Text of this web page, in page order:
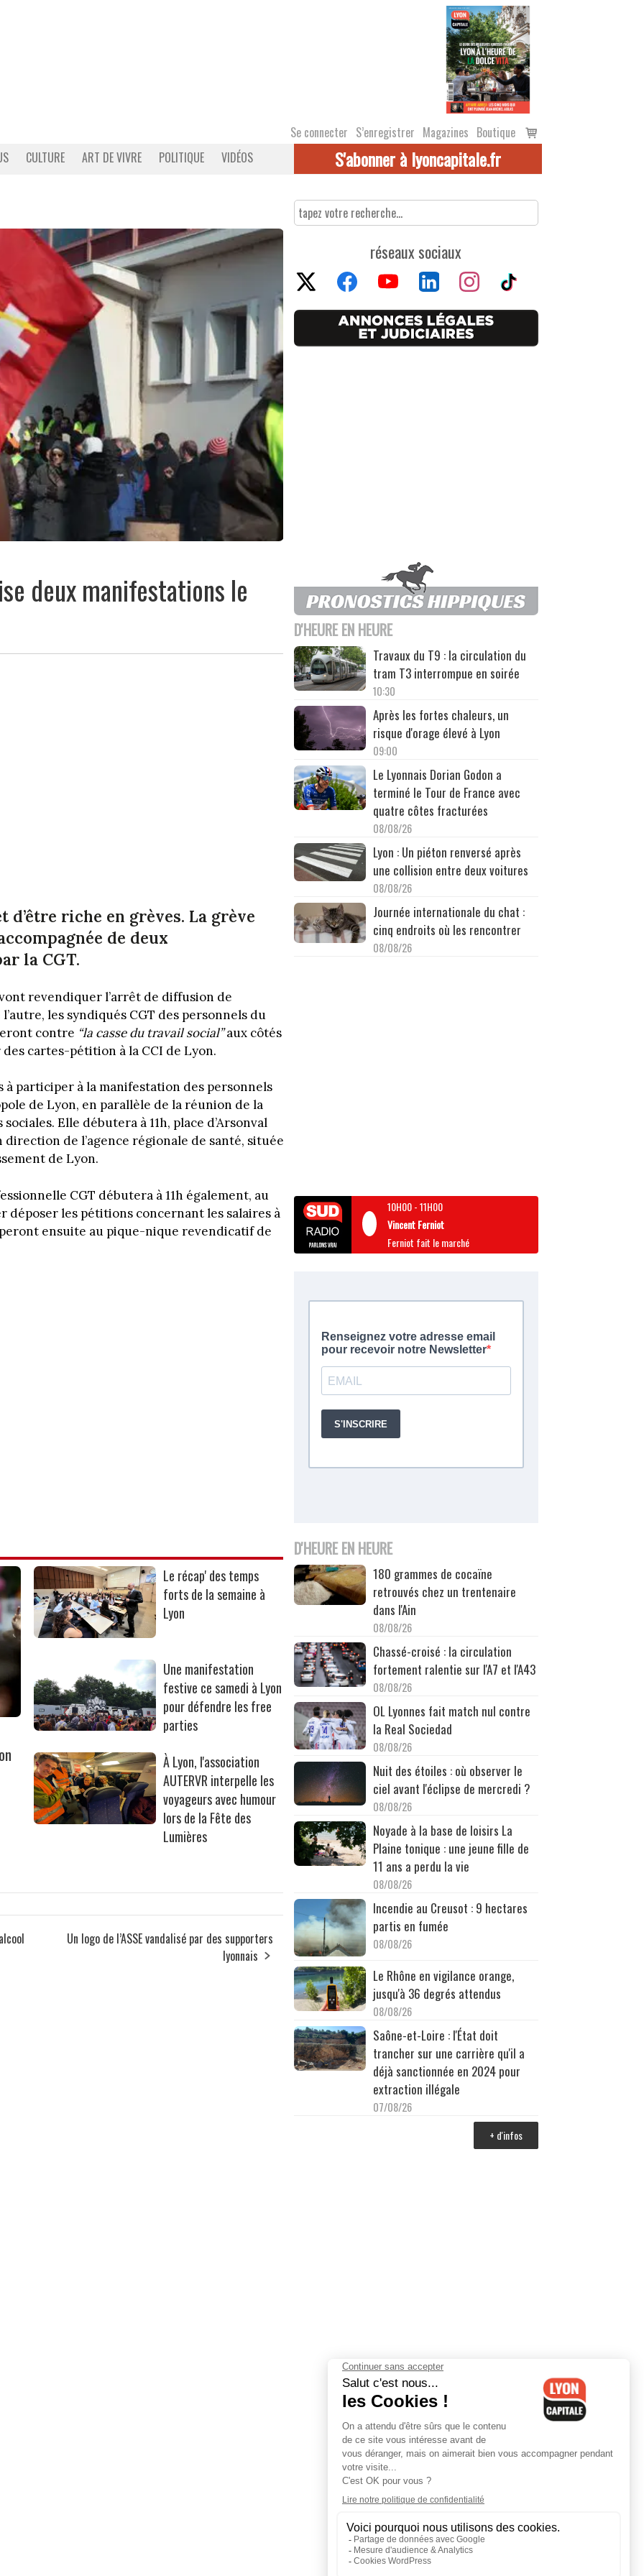
Se connecter S’enregistrer Magazines Boutique
Voir
le
CULTURE ART DE VIVRE POLITIQUE VIDÉOS S'abonner à lyoncapitale.fr
deux manifestations le
riche en grèves. La grève
de deux
la CGT.
revendiquer l’arrêt de diffusion de
les syndiqués CGT des personnels du
contre “la casse du travail social”aux côtés
cartes-pétition à la CCI de Lyon.
à participer à la manifestation des personnels
de Lyon, en parallèle de la réunion de la
Elle débutera à 11h, place d’Arsonval
de l’agence régionale de santé, située
de Lyon.
CGT débutera à 11h également, au
déposer les pétitions concernant les salaires à
ensuite au pique-nique revendicatif de
Le récap' des temps
forts de la semaine à
Lyon
Une manifestation
festive ce samedi à Lyon
pour défendre les free
parties
À Lyon, l'association
AUTERVR interpelle les
voyageurs avec humour
lors de la Fête des
Lumières
Un logo de l’ASSE vandalisé par des supporters
lyonnais
réseaux sociaux
D'HEURE EN HEURE
Travaux du T9 : la circulation du
tram T3 interrompue en soirée
10:30
Après les fortes chaleurs, un
risque d'orage élevé à Lyon
09:00
Le Lyonnais Dorian Godon a
terminé le Tour de France avec
quatre côtes fracturées
08/08/26
Lyon : Un piéton renversé après
une collision entre deux voitures
08/08/26
Journée internationale du chat :
cinq endroits où les rencontrer
08/08/26
10H00-11H00
Vincent Ferniot
Ferniot fait le marché
D'HEURE EN HEURE
180 grammes de cocaïne
retrouvés chez un trentenaire
dans l'Ain
08/08/26
Chassé-croisé : la circulation
fortement ralentie sur l'A7 et l'A43
08/08/26
OL Lyonnes fait match nul contre
la Real Sociedad
08/08/26
Nuit des étoiles : où observer le
ciel avant l'éclipse de mercredi ?
08/08/26
Noyade à la base de loisirs La
Plaine tonique : une jeune fille de
11 ans a perdu la vie
08/08/26
Incendie au Creusot : 9 hectares
partis en fumée
08/08/26
Le Rhône en vigilance orange,
jusqu'à 36 degrés attendus
08/08/26
Saône-et-Loire : l'État doit
trancher sur une carrière qu'il a
déjà sanctionnée en 2024 pour
extraction illégale
07/08/26
+ d'infos